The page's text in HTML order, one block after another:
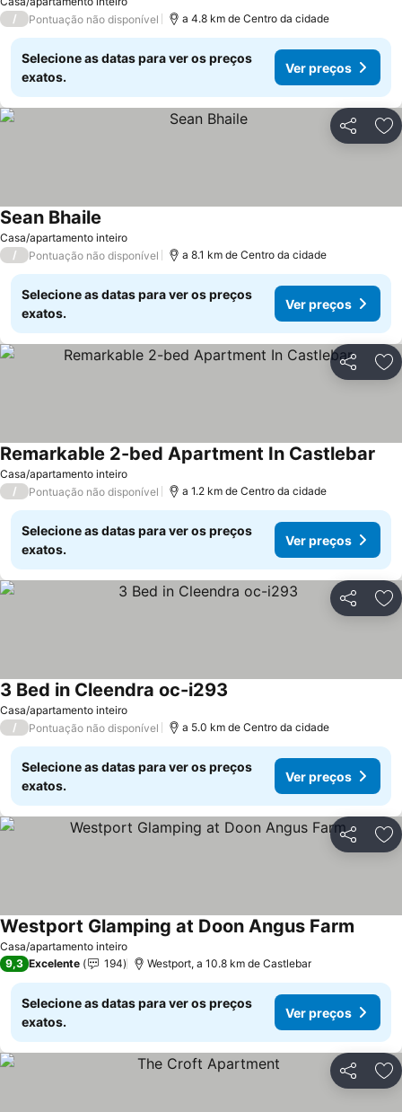
/ Pontuação não disponível a 4.8 km de Centro da cidade
Selecione as datas para ver os preços
exatos.
Ver preços
Partilhar
Casa/apartamento inteiro
Sean Bhaile
/ Pontuação não disponível a 8.1 km de Centro da cidade
Selecione as datas para ver os preços
exatos.
Ver preços
Partilhar
Casa/apartamento inteiro
Remarkable 2-bed Apartment In Castlebar
/ Pontuação não disponível a 1.2 km de Centro da cidade
Selecione as datas para ver os preços
exatos.
Ver preços
Partilhar
Casa/apartamento inteiro
3 Bed in Cleendra oc-i293
/ Pontuação não disponível a 5.0 km de Centro da cidade
Selecione as datas para ver os preços
exatos.
Ver preços
Partilhar
Casa/apartamento inteiro
Westport Glamping at Doon Angus Farm
9,3 Excelente 194 Westport, a 10.8 km de Castlebar
Selecione as datas para ver os preços
exatos.
Ver preços
Partilhar